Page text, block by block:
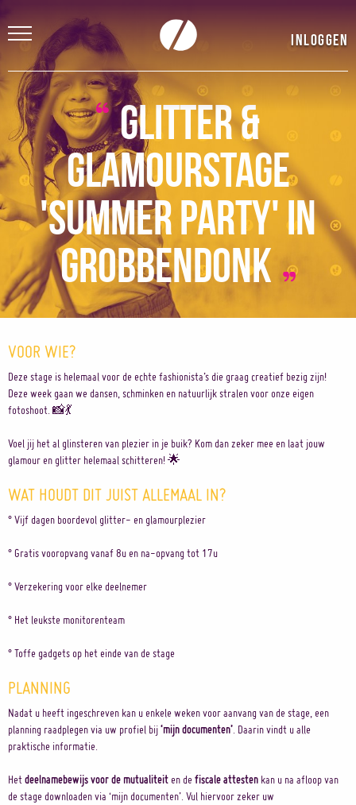
Inloggen
Glitter &
Glamourstage
'Summer party' in
Grobbendonk
VOOR WIE?
Deze stage is helemaal voor de echte fashionista’s die graag creatief bezig zijn!
Deze week gaan we dansen, schminken en natuurlijk stralen voor onze eigen
fotoshoot. 📸💃
Voel jij het al glinsteren van plezier in je buik? Kom dan zeker mee en laat jouw
glamour en glitter helemaal schitteren! 🌟
WAT HOUDT DIT JUIST ALLEMAAL IN?
° Vijf dagen boordevol glitter- en glamourplezier
° Gratis vooropvang vanaf 8u en na-opvang tot 17u
° Verzekering voor elke deelnemer
° Het leukste monitorenteam
° Toffe gadgets op het einde van de stage
PLANNING
Nadat u heeft ingeschreven kan u enkele weken voor aanvang van de stage, een
planning raadplegen via uw profiel bij‘mijn documenten’. Daarin vindt u alle
praktische informatie.
Hetdeelnamebewijs voor de mutualiteit en defiscale attesten kan u na afloop van
de stage downloaden via ‘mijn documenten’. Vul hiervoor zeker uw